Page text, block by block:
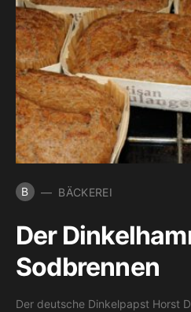
B BÄCKEREI
Der
Sodbrennen
Der deutsche Dinkelpapst Horst